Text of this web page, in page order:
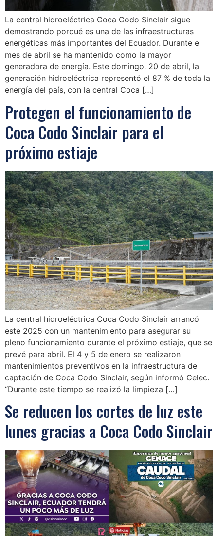
La central hidroeléctrica Coca Codo Sinclair sigue
demostrando porqué es una de las infraestructuras
energéticas más importantes del Ecuador. Durante el
mes de abril se ha mantenido como la mayor
generadora de energía. Este domingo, 20 de abril, la
generación hidroeléctrica representó el 87 % de toda la
energía del país, con la central Coca […]
Protegen el funcionamiento de
Coca Codo Sinclair para el
próximo estiaje
La central hidroeléctrica Coca Codo Sinclair arrancó
este 2025 con un mantenimiento para asegurar su
pleno funcionamiento durante el próximo estiaje, que se
prevé para abril. El 4 y 5 de enero se realizaron
mantenimientos preventivos en la infraestructura de
captación de Coca Codo Sinclair, según informó Celec.
“Durante este tiempo se realizó la limpieza […]
Se reducen los cortes de luz este
lunes gracias a Coca Codo Sinclair